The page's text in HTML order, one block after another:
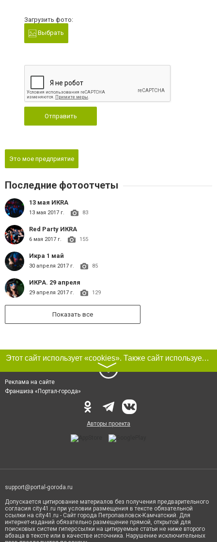
Загрузить фото:
Выбрать
Отправить
Это мое предприятие
Последние фотоотчеты
13 мая ИКRA
13 мая 2017 г. 83
Red Party ИКRA
6 мая 2017 г. 155
Икра 1 май
30 апреля 2017 г. 85
ИКРА. 29 апреля
29 апреля 2017 г. 129
Показать все
Этот сайт использует «cookies». Также сайт использует интернет-сервис для сбора технических данных касательно посетителей с целью получения маркетинговой и статистической информации. Условия обработки данных посетителей сайта см.
〉
Реклама на сайте
Франшиза «Портал-города»
Авторы проекта
support@portal-goroda.ru
Допускается цитирование материалов без получения предварительного
согласия city41.ru при условии размещения в тексте обязательной
ссылки на city41.ru - Сайт города Петропавловск-Камчатский. Для
интернет-изданий обязательно размещение прямой, открытой для
поисковых систем гиперссылки на цитируемые статьи не ниже второго
абзаца в тексте или в качестве источника. Нарушение исключительных